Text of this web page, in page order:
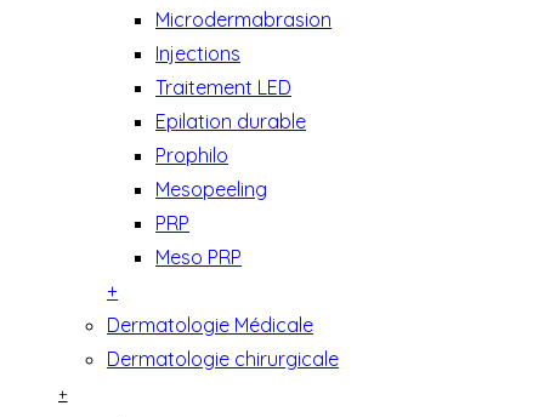
Microdermabrasion
Injections
Traitement LED
Epilation durable
Prophilo
Mesopeeling
PRP
Meso PRP
+
Dermatologie Médicale
Dermatologie chirurgicale
+